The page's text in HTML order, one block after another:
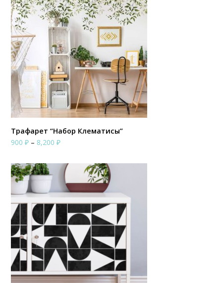
4,000 ₽
Трафарет “Набор Клематисы”
900₽ – 8,200₽Диапазон
900 ₽
8,200 ₽